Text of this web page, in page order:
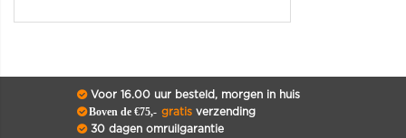
Voor 16.00 uur besteld, morgen in huis
Boven de €75,- gratisverzending
30 dagen omruilgarantie